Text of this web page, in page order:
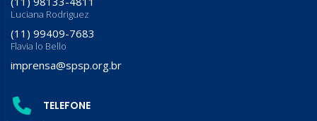
Luciana Rodriguez
(11) 99409-7683
Flavia lo Bello
imprensa@spsp.org.br
TELEFONE